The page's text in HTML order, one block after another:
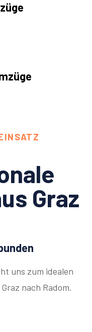
Graz
uns zum idealen
nach Radom.